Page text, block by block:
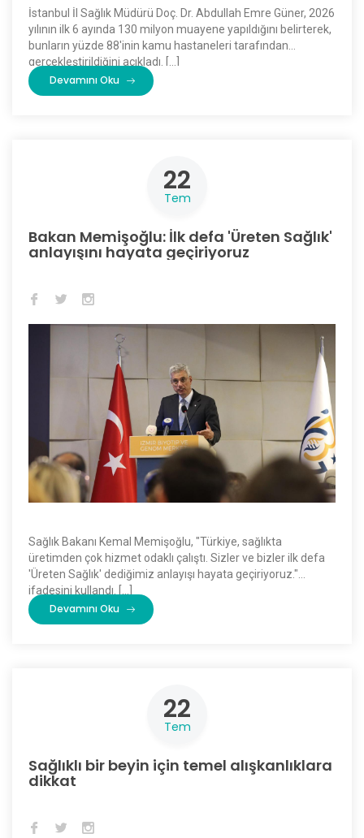
İstanbul İl Sağlık Müdürü Doç. Dr. Abdullah Emre Güner, 2026
yılının ilk 6 ayında 130 milyon muayene yapıldığını belirterek,
bunların yüzde 88'inin kamu hastaneleri tarafından
gerçekleştirildiğini açıkladı. […]
Devamını Oku
22
Tem
Bakan Memişoğlu: İlk defa 'Üreten Sağlık'
anlayışını hayata geçiriyoruz
Sağlık Bakanı Kemal Memişoğlu, "Türkiye, sağlıkta
üretimden çok hizmet odaklı çalıştı. Sizler ve bizler ilk defa
'Üreten Sağlık' dediğimiz anlayışı hayata geçiriyoruz."
ifadesini kullandı. […]
Devamını Oku
22
Tem
Sağlıklı bir beyin için temel alışkanlıklara
dikkat